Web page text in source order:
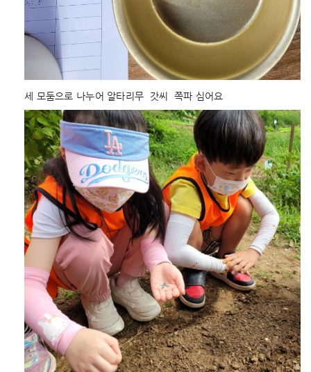
세 모둠으로 나누어 알타리무  갓씨  쪽파 심어요